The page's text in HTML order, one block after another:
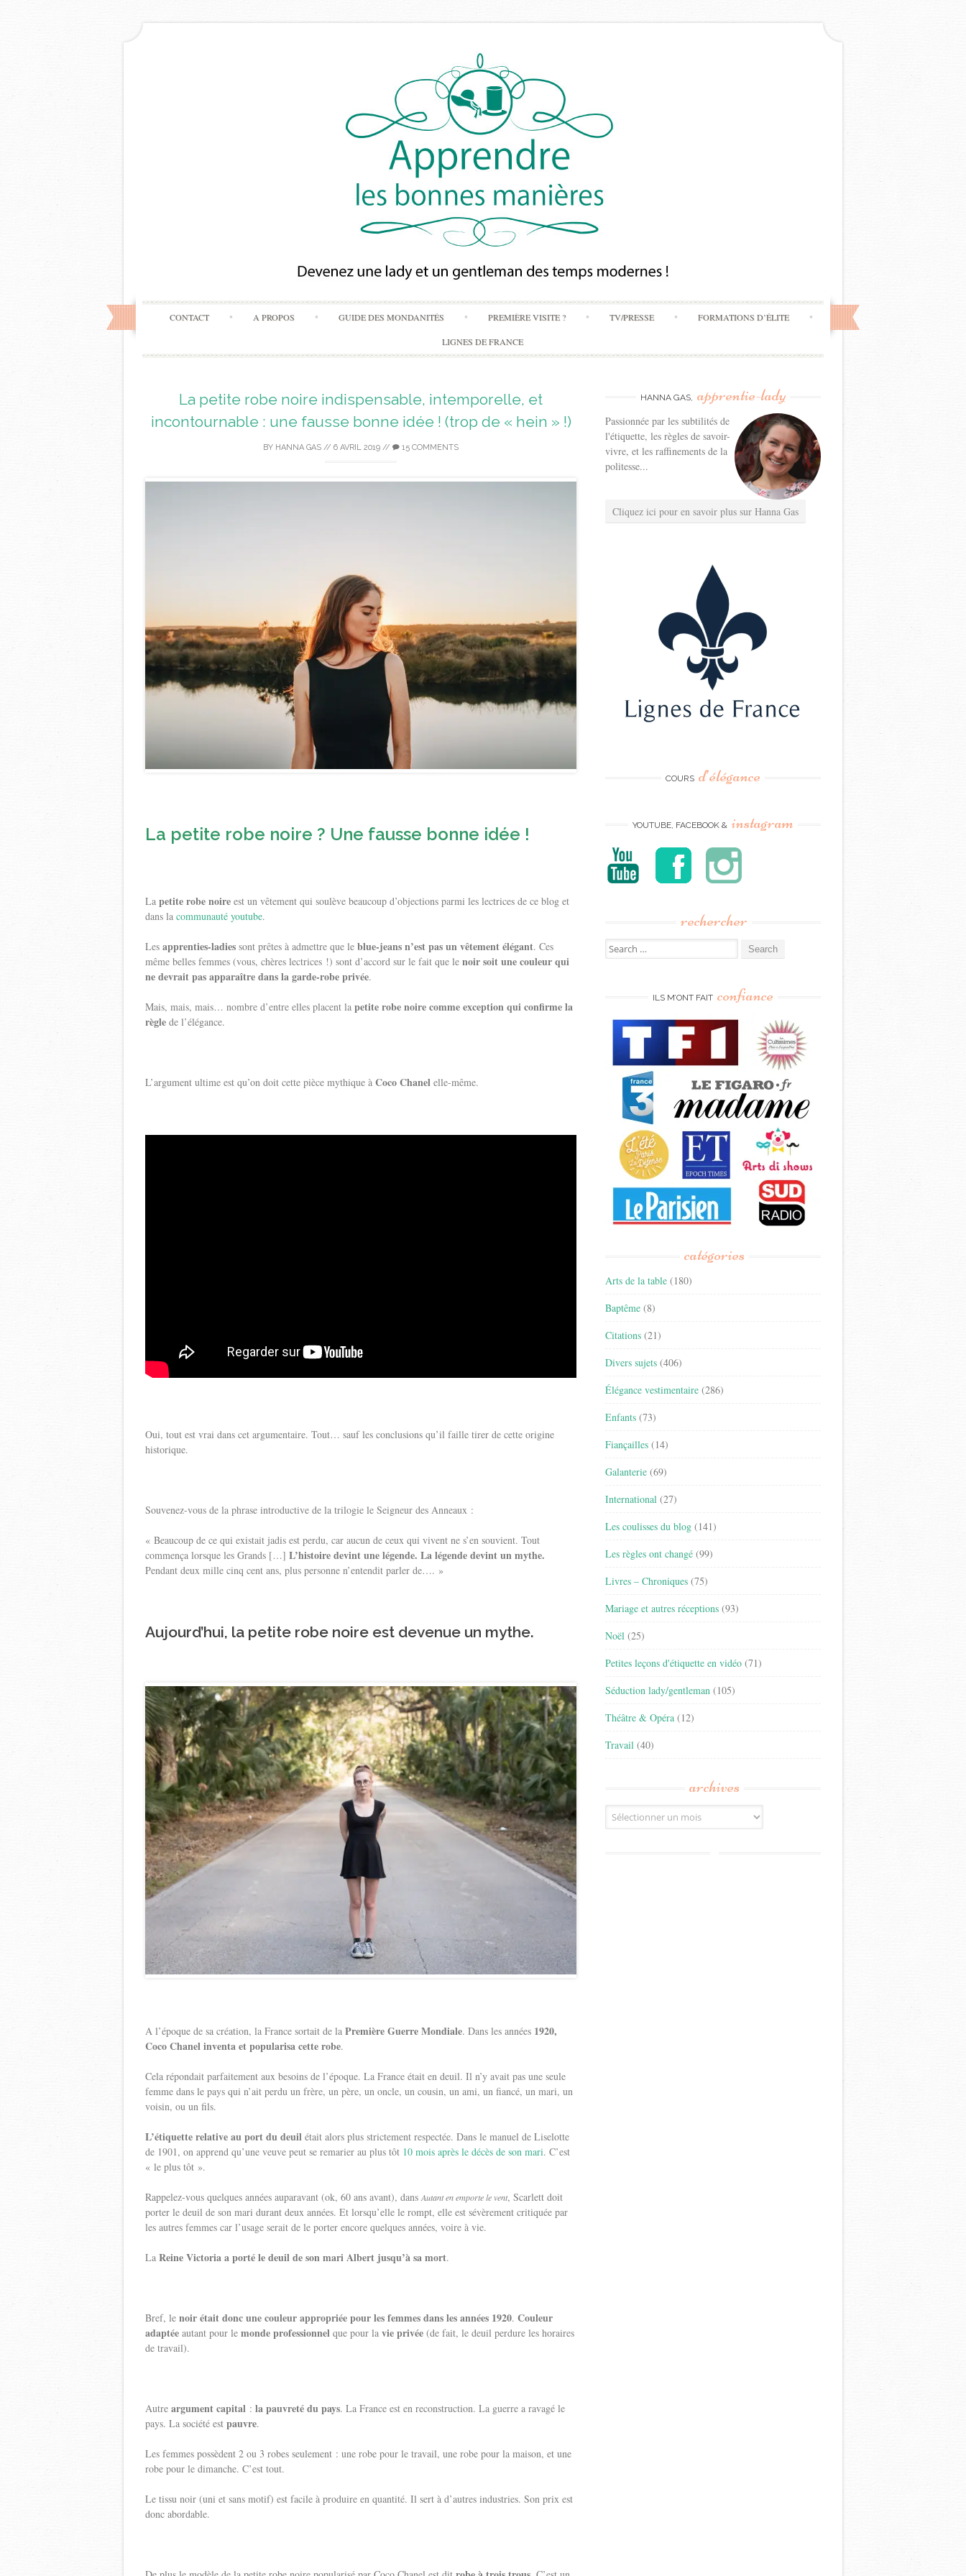
Skip
to
content
CONTACT A PROPOS GUIDE DES MONDANITÉS PREMIÈRE VISITE ? TV/PRESSE FORMATIONS D’ÉLITE
LIGNES DE FRANCE
La petite robe noire indispensable, intemporelle, et
incontournable : une fausse bonne idée ! (trop de « hein » !)
BY HANNA GAS // 6 AVRIL 2019 // 15 COMMENTS
La petite robe noire ? Une fausse bonne idée !
La petite robe noire est un vêtement qui soulève beaucoup d’objections parmi les lectrices de ce blog et
dans la communauté youtube.
Les apprenties-ladies sont prêtes à admettre que le blue-jeans n’est pas un vêtement élégant. Ces
même belles femmes (vous, chères lectrices !) sont d’accord sur le fait que le noir soit une couleur qui
ne devrait pas apparaître dans la garde-robe privée.
Mais, mais, mais… nombre d’entre elles placent la petite robe noire comme exception qui confirme la
règle de l’élégance.
L’argument ultime est qu’on doit cette pièce mythique à Coco Chanel elle-même.
Oui, tout est vrai dans cet argumentaire. Tout… sauf les conclusions qu’il faille tirer de cette origine
historique.
Souvenez-vous de la phrase introductive de la trilogie le Seigneur des Anneaux :
« Beaucoup de ce qui existait jadis est perdu, car aucun de ceux qui vivent ne s’en souvient. Tout
commença lorsque les Grands […] L’histoire devint une légende. La légende devint un mythe.
Pendant deux mille cinq cent ans, plus personne n’entendit parler de…. »
Aujourd’hui, la petite robe noire est devenue un mythe.
A l’époque de sa création, la France sortait de la Première Guerre Mondiale. Dans les années 1920,
Coco Chanel inventa et popularisa cette robe.
Cela répondait parfaitement aux besoins de l’époque. La France était en deuil. Il n’y avait pas une seule
femme dans le pays qui n’ait perdu un frère, un père, un oncle, un cousin, un ami, un fiancé, un mari, un
voisin, ou un fils.
L’étiquette relative au port du deuil était alors plus strictement respectée. Dans le manuel de Liselotte
de 1901, on apprend qu’une veuve peut se remarier au plus tôt 10 mois après le décès de son mari. C’est
« le plus tôt ».
Rappelez-vous quelques années auparavant (ok, 60 ans avant), dans Autant en emporte le vent, Scarlett doit
porter le deuil de son mari durant deux années. Et lorsqu’elle le rompt, elle est sévèrement critiquée par
les autres femmes car l’usage serait de le porter encore quelques années, voire à vie.
La Reine Victoria a porté le deuil de son mari Albert jusqu’à sa mort.
Bref, le noir était donc une couleur appropriée pour les femmes dans les années 1920. Couleur
adaptée autant pour le monde professionnel que pour la vie privée (de fait, le deuil perdure les horaires
de travail).
Autre argument capital : la pauvreté du pays. La France est en reconstruction. La guerre a ravagé le
pays. La société est pauvre.
Les femmes possèdent 2 ou 3 robes seulement : une robe pour le travail, une robe pour la maison, et une
robe pour le dimanche. C’est tout.
Le tissu noir (uni et sans motif) est facile à produire en quantité. Il sert à d’autres industries. Son prix est
donc abordable.
HANNA GAS, apprentie-lady
Passionnée par les subtilités de
l'étiquette, les règles de savoir-
vivre, et les raffinements de la
politesse...
Cliquez ici pour en savoir plus sur Hanna Gas
COURS d’élégance
YOUTUBE, FACEBOOK & instagram
rechercher
Search
for:
ILS M’ONT FAIT confiance
catégories
Arts de la table (180)
Baptême (8)
Citations (21)
Divers sujets (406)
Élégance vestimentaire (286)
Enfants (73)
Fiançailles (14)
Galanterie (69)
International (27)
Les coulisses du blog (141)
Les règles ont changé (99)
Livres – Chroniques (75)
Mariage et autres réceptions (93)
Noël (25)
Petites leçons d'étiquette en vidéo (71)
Séduction lady/gentleman (105)
Théâtre & Opéra (12)
Travail (40)
archives
Archives